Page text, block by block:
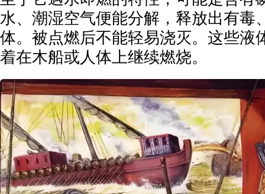
水、潮湿空气便能分解，释放出有毒
体。被点燃后不能轻易浇灭。这些液
着在木船或人体上继续燃烧。